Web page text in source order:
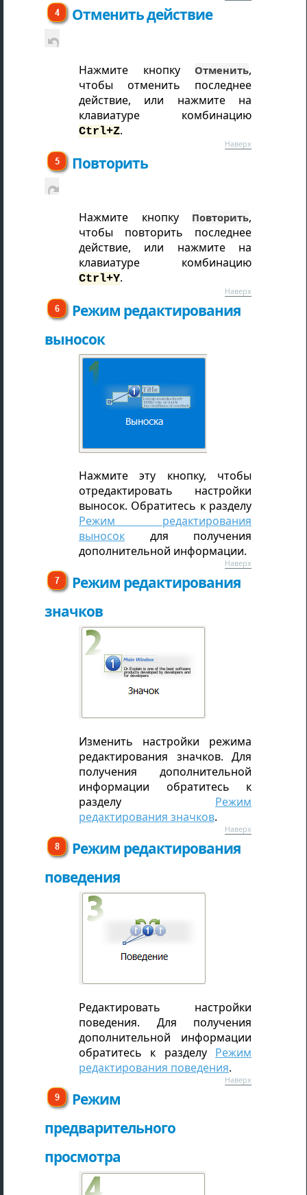
Отменить действие
Нажмите кнопку Отменить,
чтобы отменить последнее
действие, или нажмите на
клавиатуре комбинацию
Ctrl+Z.
Наверх
Повторить
Нажмите кнопку Повторить,
чтобы повторить последнее
действие, или нажмите на
клавиатуре комбинацию
Ctrl+Y.
Наверх
Режим редактирования
выносок
Нажмите эту кнопку, чтобы
отредактировать настройки
выносок. Обратитесь к разделу
Режим редактирования
выносок для получения
дополнительной информации.
Наверх
Режим редактирования
значков
Изменить настройки режима
редактирования значков. Для
получения дополнительной
информации обратитесь к
разделу Режим
редактирования значков.
Наверх
Режим редактирования
поведения
Редактировать настройки
поведения. Для получения
дополнительной информации
обратитесь к разделу Режим
редактирования поведения.
Наверх
Режим
предварительного
просмотра